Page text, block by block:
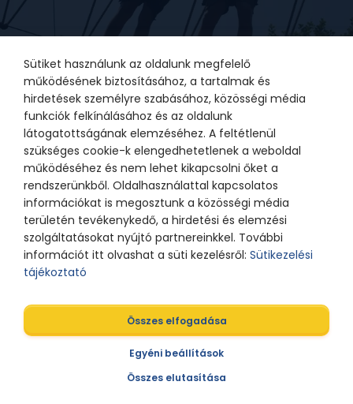
Sütiket használunk az oldalunk megfelelő
működésének biztosításához, a tartalmak és
hirdetések személyre szabásához, közösségi média
funkciók felkínálásához és az oldalunk
látogatottságának elemzéséhez. A feltétlenül
szükséges cookie-k elengedhetetlenek a weboldal
működéséhez és nem lehet kikapcsolni őket a
rendszerünkből. Oldalhasználattal kapcsolatos
információkat is megosztunk a közösségi média
területén tevékenykedő, a hirdetési és elemzési
szolgáltatásokat nyújtó partnereinkkel. További
információt itt olvashat a süti kezelésről: Sütikezelési
tájékoztató
Összes elfogadása
Egyéni beállítások
Összes elutasítása